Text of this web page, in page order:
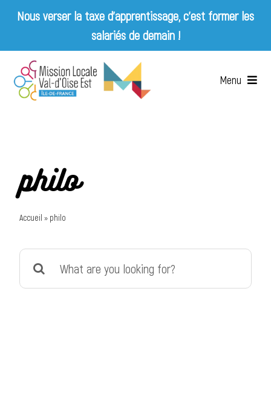
Nous verser la taxe d’apprentissage, c’est former les
salariés de demain !
content
Menu
philo
Accueil » philo
Search